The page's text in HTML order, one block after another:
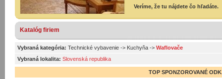
Veríme, že tu nájdete čo hľadáte.
Katalóg firiem
Vybraná kategória: Technické vybavenie -> Kuchyňa -> Waflovače
Vybraná lokalita: Slovenská republika
TOP SPONZOROVANÉ